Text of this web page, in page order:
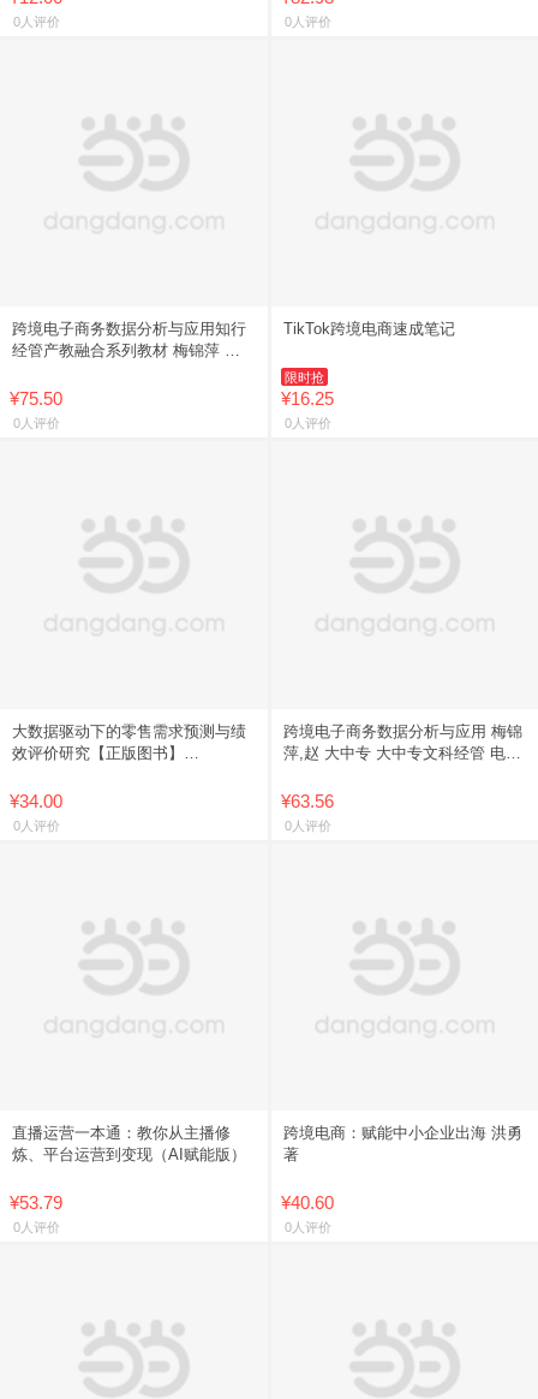
0人评价 0人评价
跨境电子商务数据分析与应用知行
经管产教融合系列教材 梅锦萍 东
¥75.50
0人评价
TikTok跨境电商速成笔记
限时抢
¥16.25
0人评价
大数据驱动下的零售需求预测与绩
效评价研究【正版图书】
¥34.00
0人评价
跨境电子商务数据分析与应用 梅锦
萍,赵 大中专 大中专文科经管 电子
¥63.56
0人评价
直播运营一本通：教你从主播修
炼、平台运营到变现（AI赋能版）
¥53.79
0人评价
跨境电商：赋能中小企业出海 洪勇
著
¥40.60
0人评价